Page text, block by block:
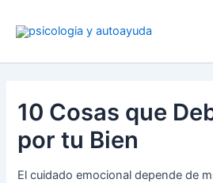
10 Cosas que
por tu Bien
El cuidado emocional depende de